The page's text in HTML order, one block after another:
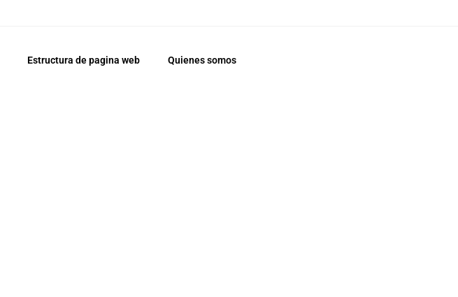
Estructura de pagina web Quienes somos